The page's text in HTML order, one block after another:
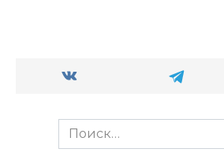
Search
for: